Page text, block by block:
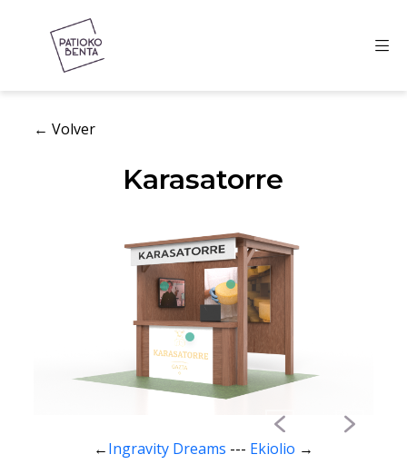
← Volver
Karasatorre
←Ingravity Dreams --- Ekiolio →